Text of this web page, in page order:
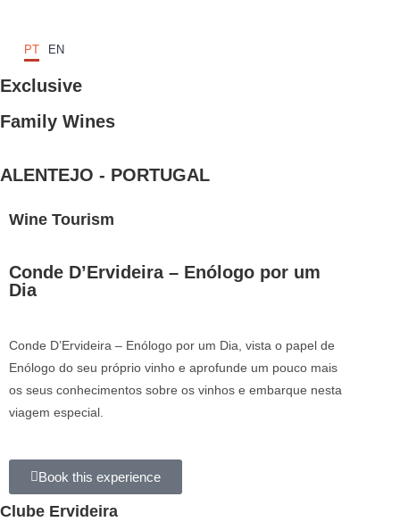
PT EN
Exclusive
Family Wines
ALENTEJO - PORTUGAL
Wine Tourism
Conde D’Ervideira – Enólogo por um
Dia
Conde D’Ervideira – Enólogo por um Dia, vista o papel de
Enólogo do seu próprio vinho e aprofunde um pouco mais
os seus conhecimentos sobre os vinhos e embarque nesta
viagem especial.
Book this experience
Clube Ervideira